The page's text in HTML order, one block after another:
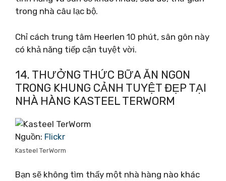
trong nhà câu lạc bộ.
Chỉ cách trung tâm Heerlen 10 phút, sân gôn này
có khả năng tiếp cận tuyệt vời.
14. THƯỞNG THỨC BỮA ĂN NGON
TRONG KHUNG CẢNH TUYỆT ĐẸP TẠI
NHÀ HÀNG KASTEEL TERWORM
Nguồn: Flickr
Kasteel TerWorm
Bạn sẽ không tìm thấy một nhà hàng nào khác